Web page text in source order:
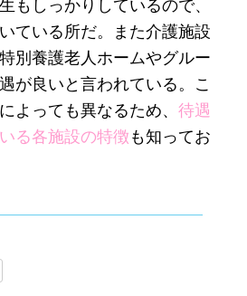
もしっかりしているので、
ている所だ。また介護施設
別養護老人ホームやグルー
が良いと言われている。こ
よっても異なるため、 待遇
る各施設の特徴 も知ってお